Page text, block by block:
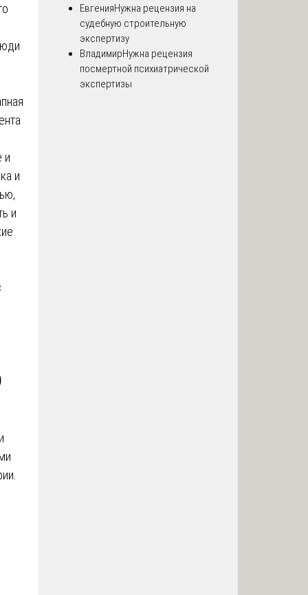
и
и
и
ЕвгенияНужна рецензия на
судебную строительную
экспертизу
ВладимирНужна рецензия
посмертной психиатрической
экспертизы